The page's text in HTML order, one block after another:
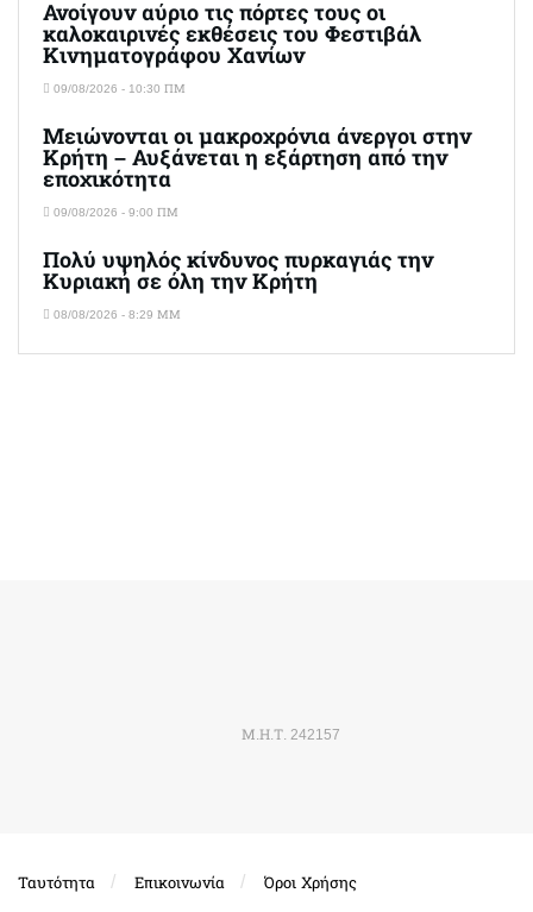
Ανοίγουν αύριο τις πόρτες τους οι
καλοκαιρινές εκθέσεις του Φεστιβάλ
Κινηματογράφου Χανίων
09/08/2026 - 10:30 ΠΜ
Μειώνονται οι μακροχρόνια άνεργοι στην
Κρήτη – Αυξάνεται η εξάρτηση από την
εποχικότητα
09/08/2026 - 9:00 ΠΜ
Πολύ υψηλός κίνδυνος πυρκαγιάς την
Κυριακή σε όλη την Κρήτη
08/08/2026 - 8:29 ΜΜ
Μ.Η.Τ. 242157
Ταυτότητα Επικοινωνία Όροι Χρήσης